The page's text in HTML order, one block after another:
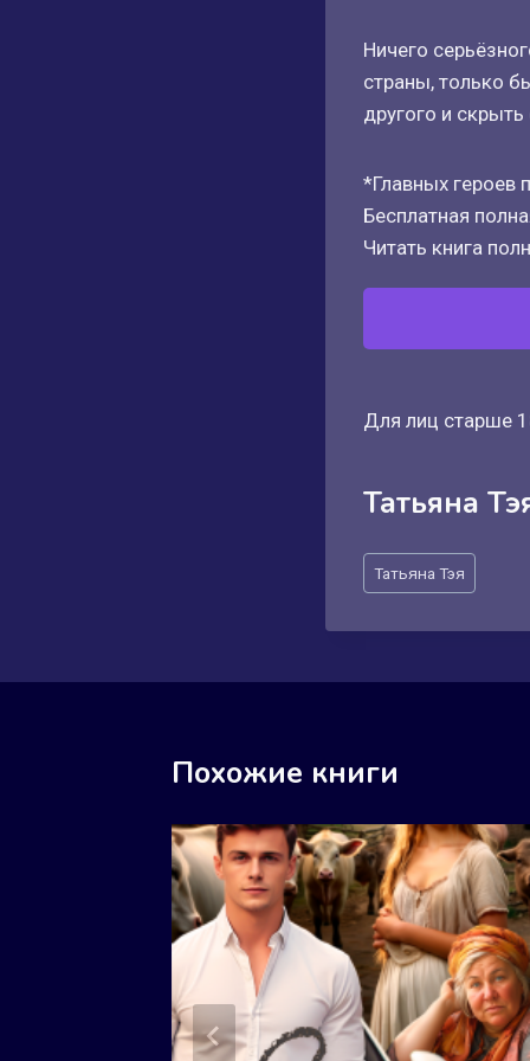
Ничего
страны, только
другого и
*Главных героев
Бесплатная
Читать книга
Для лиц старше
Татьяна
Метки
записи:
Татьяна Тэя
Похожие книги